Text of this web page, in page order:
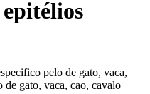
pelo de gato, vaca,
gato, vaca, cao, cavalo